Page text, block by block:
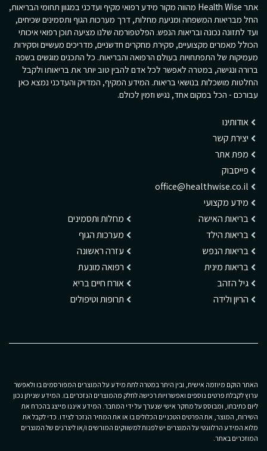
אתר Health Wise מהווה מקור מידע רפואי מקיף ועדכני במגוון תחומי הבריאות,
החל מבריאות המשפחה ומניעת מחלות, דרך מערכות הגוף ותסמינים שכיחים,
ועד לתזונה נכונה ובריאות הנפש. הפלטפורמה שלנו מציעה תוכן רפואי איכותי
הכולל מאמרים מקצועיים, סקירת מחקרים חדשניים, מדריכים מעשיים וסקירות
מעמיקות של התפתחויות בעולם הרפואה והבריאות. כל התכנים מוגשים בשפה
ברורה ונגישה, במטרה לאפשר לכל אדם להבין טוב יותר את בריאותו ולקבל
החלטות מושכלות בנושאי בריאות. המידע המקיף, המדויק והעדכני נמצא כאן
עבורכם - הכל במקום אחד, נגיש וזמין לכולם.
אודותינו
יצירת קשר
מפת אתר
פייסבוק
office@healthwise.co.il
מידע מקצועי
בריאות האישה
בריאות הילד
בריאות הנפש
בריאות מינית
גיל הזהב
הריון ולידה
מחלות ותסמינים
מערכות הגוף
עזרה ראשונה
רפואה מונעת
אורח חיים בריא
תרופות וטיפולים
האתר הוקם מיוזמה אישית, ובין היתר במטרה לתת מידע על המוצרים המפורסמים בו ולאפשר
ערוץ לקבלת פרטים נוספים ואפשרויות רכישה לחלק מהמוצרים הנזכרים בו. המידע שניתן נכון
ליום כתיבתו, ומבוסס על מחקר אישי שנערך על ידי המחבר. המידע איננו מייצג בהכרח את
השירות, המוצר, את הפרטים הטכניים הכלולים בו או את המחיר הנזכר לצידו. כדי לקבל את
מלוא המידע הרלוונטי על המוצרים יש לפנות למשווקים המורשים ו/או ליצרנים של המוצרים
המוזכרים באתר.